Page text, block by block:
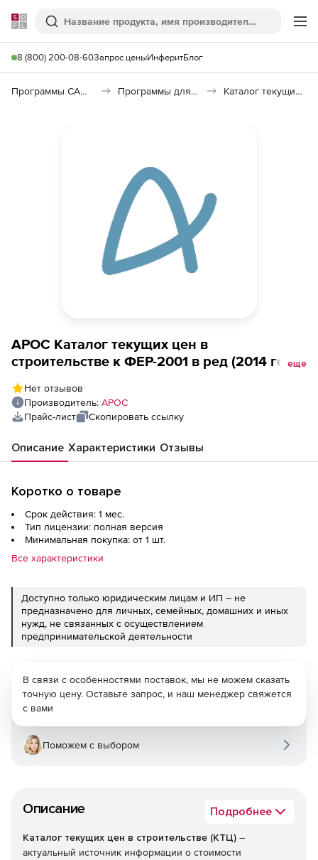
Softline
Поиск
8 (800) 200-08-60Запрос ценыИнферитБлог
Программы САПР и ГИС Программы для документооборота Каталог текущих цен в строительстве (КТЦ)
АРОС Каталог текущих цен в
строительстве к ФЕР-2001 в ред (2014 года,
Стройинформресурс, за 1 месяц), 2-е и
последующие рабочие места
еще
Нет отзывов
Производитель: АРОС
Прайс-лист
Скопировать ссылку
Описание Характеристики Отзывы
Коротко о товаре
Срок действия: 1 мес.
Тип лицензии: полная версия
Минимальная покупка: от 1 шт.
Все характеристики
Доступно только юридическим лицам и ИП – не
предназначено для личных, семейных, домашних и иных
нужд, не связанных с осуществлением
предпринимательской деятельности
Описание Подробнее
Каталог текущих цен в строительстве (КТЦ) –
актуальный источник информации о стоимости
В связи с особенностями поставок, мы не можем сказать
точную цену. Оставьте запрос, и наш менеджер свяжется
с вами
Поможем с выбором